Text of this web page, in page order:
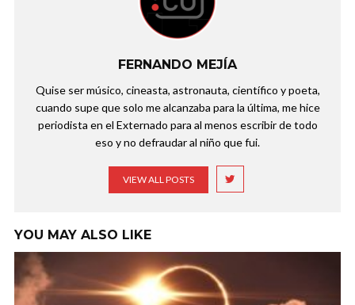
FERNANDO MEJÍA
Quise ser músico, cineasta, astronauta, científico y poeta,
cuando supe que solo me alcanzaba para la última, me hice
periodista en el Externado para al menos escribir de todo
eso y no defraudar al niño que fui.
VIEW ALL POSTS
YOU MAY ALSO LIKE